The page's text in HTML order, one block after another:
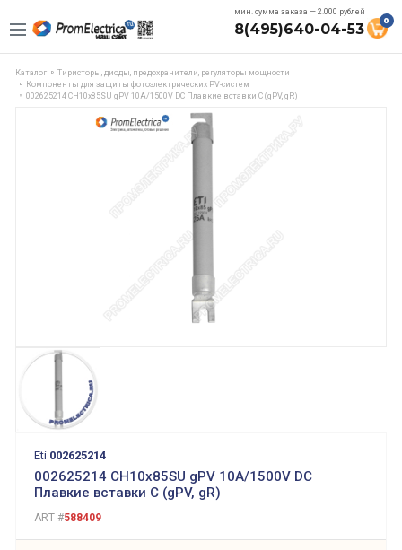
мин. сумма заказа — 2.000 рублей
8(495)640-04-53 0
Каталог
Тиристоры, диоды, предохранители, регуляторы мощности
Компоненты для защиты фотоэлектрических PV-систем
002625214 CH10x85SU gPV 10A/1500V DC Плавкие вставки C (gPV, gR)
Eti 002625214
002625214 CH10x85SU gPV 10A/1500V DC
Плавкие вставки C (gPV, gR)
ART #588409